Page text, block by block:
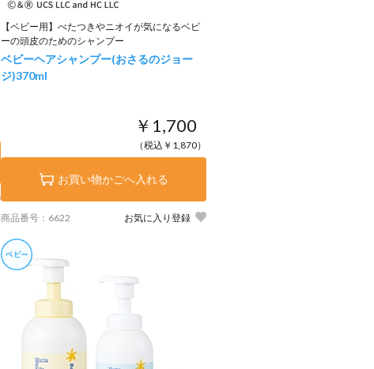
【ベビー用】べたつきやニオイが気になるベビ
ーの頭皮のためのシャンプー
ベビーヘアシャンプー(おさるのジョー
ジ)370ml
￥1,700
（税込￥1,870）
お買い物かごへ入れる
商品番号：6622 お気に入り登録